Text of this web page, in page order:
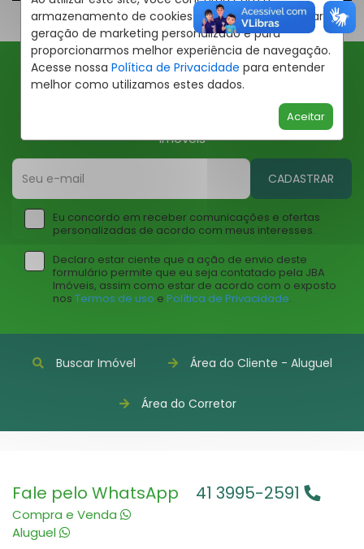
armazenamento de cookies em seu dispositivo para
geração de marketing personalizado e para
proporcionarmos melhor experiência de navegação.
Acesse nossa Política de Privacidade para entender
melhor como utilizamos estes dados.
Aceitar
Ofertas JBA
Insira seu email abaixo para receber ofertas da JBA
Imóveis
CADASTRAR
Eu concordo em receber comunicações e ofertas
personalizadas de acordo com meus interesses.
Declaro estar ciente que a ação de envio deste
formulário permite que eu seja contatado pela JBA
Imóveis, assim como estar de acordo com o exposto
nos Termos de uso e Política de Privacidade.
Buscar Imóvel Área do Cliente - Aluguel
Área do Corretor
Fale pelo WhatsApp
Compra e Venda
Aluguel
41 3995-2591